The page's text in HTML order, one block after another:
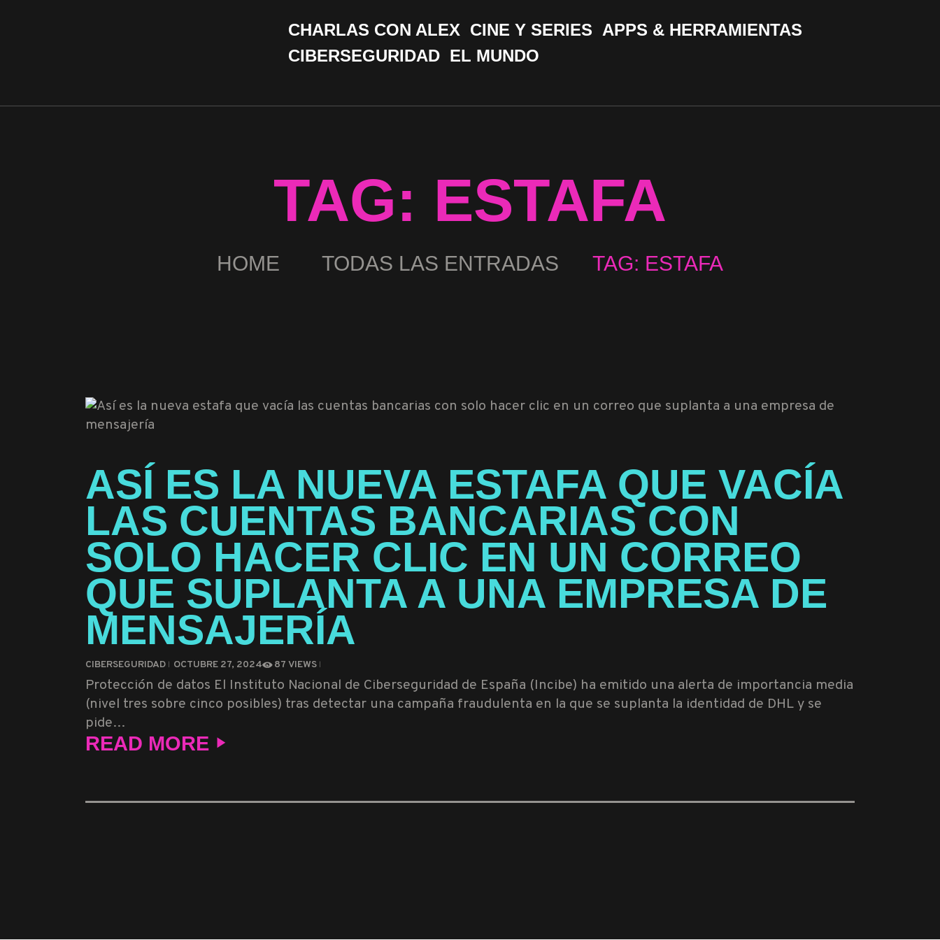
CHARLAS CON ALEX CINE Y SERIES
APPS & HERRAMIENTAS
CIBERSEGURIDAD
EL MUNDO
TAG: ESTAFA
HOME TODAS LAS ENTRADAS TAG: ESTAFA
CHARLAS CON ALEX
CINE Y SERIES
EL MUNDO
ASÍ ES LA NUEVA ESTAFA QUE VACÍA
LAS CUENTAS BANCARIAS CON
SOLO HACER CLIC EN UN CORREO
QUE SUPLANTA A UNA EMPRESA DE
MENSAJERÍA
CIBERSEGURIDAD OCTUBRE 27, 2024 87 VIEWS
Protección de datos El Instituto Nacional de Ciberseguridad de España (Incibe) ha emitido una alerta de importancia media
(nivel tres sobre cinco posibles) tras detectar una campaña fraudulenta en la que se suplanta la identidad de DHL y se
pide…
READ MORE